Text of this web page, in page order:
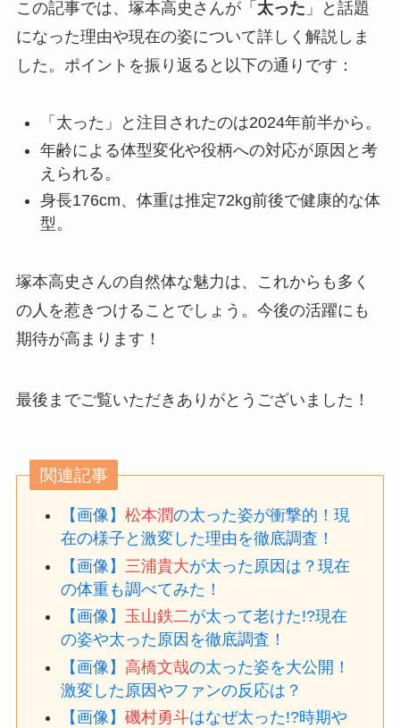
この記事では、塚本高史さんが「 太った 」と話題
になった理由や現在の姿について詳しく解説しま
した。ポイントを振り返ると以下の通りです：
「太った」と注目されたのは2024年前半から。
年齢による体型変化や役柄への対応が原因と考
えられる。
身長176cm、体重は推定72kg前後で健康的な体
型。
塚本高史さんの自然体な魅力は、これからも多く
の人を惹きつけることでしょう。今後の活躍にも
期待が高まります！
最後までご覧いただきありがとうございました！
関連記事
【画像】松本潤の太った姿が衝撃的！現
在の様子と激変した理由を徹底調査！
【画像】 三浦貴大が太った原因は？現在
の体重も調べてみた！
【画像】 玉山鉄二が太って老けた!?現在
の姿や太った原因を徹底調査！
【画像】 高橋文哉の太った姿を大公開！
激変した原因やファンの反応は？
【画像】磯村勇斗はなぜ太った!?時期や